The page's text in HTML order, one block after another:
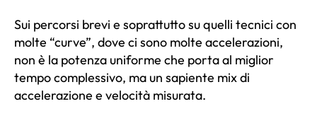
Sui percorsi brevi e soprattutto su quelli tecnici con
molte “curve”, dove ci sono molte accelerazioni,
non è la potenza uniforme che porta al miglior
tempo complessivo, ma un sapiente mix di
accelerazione e velocità misurata.